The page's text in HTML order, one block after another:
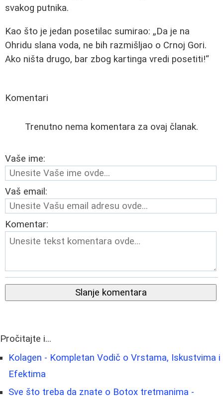
svakog putnika.
Kao što je jedan posetilac sumirao:
Da je na
Ohridu slana voda, ne bih razmišljao o Crnoj Gori.
Ako ništa drugo, bar zbog kartinga vredi posetiti!
Komentari
Trenutno nema komentara za ovaj članak.
Vaše ime:
Vaš email:
Komentar:
Slanje komentara
Pročitajte i...
Kolagen - Kompletan Vodič o Vrstama, Iskustvima i
Efektima
Sve što treba da znate o Botox tretmanima -